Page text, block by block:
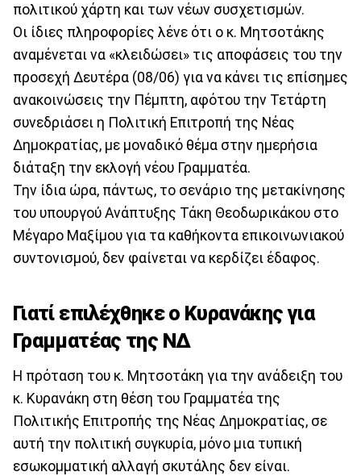
πολιτικού χάρτη και των νέων συσχετισμών.
Οι ίδιες πληροφορίες λένε ότι ο κ. Μητσοτάκης
αναμένεται να «κλειδώσει» τις αποφάσεις του την
προσεχή Δευτέρα (08/06) για να κάνει τις επίσημες
ανακοινώσεις την Πέμπτη, αφότου την Τετάρτη
συνεδριάσει η Πολιτική Επιτροπή της Νέας
Δημοκρατίας, με μοναδικό θέμα στην ημερήσια
διάταξη την εκλογή νέου Γραμματέα.
Την ίδια ώρα, πάντως, το σενάριο της μετακίνησης
του υπουργού Ανάπτυξης Τάκη Θεοδωρικάκου στο
Μέγαρο Μαξίμου για τα καθήκοντα επικοινωνιακού
συντονισμού, δεν φαίνεται να κερδίζει έδαφος.
Γιατί επιλέχθηκε ο Κυρανάκης για
Γραμματέας της ΝΔ
Η πρόταση του κ. Μητσοτάκη για την ανάδειξη του
κ. Κυρανάκη στη θέση του Γραμματέα της
Πολιτικής Επιτροπής της Νέας Δημοκρατίας, σε
αυτή την πολιτική συγκυρία, μόνο μια τυπική
εσωκομματική αλλαγή σκυτάλης δεν είναι.